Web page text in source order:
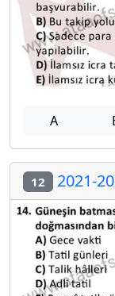
A
12 2021-